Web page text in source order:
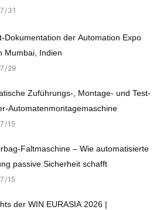
31
Dokumentation der Automation Expo
Mumbai, Indien
29
Zuführungs-, Montage- und Test-
Automatenmontagemaschine
15
Faltmaschine – Wie automatisierte
passive Sicherheit schafft
15
der WIN EURASIA 2026 |